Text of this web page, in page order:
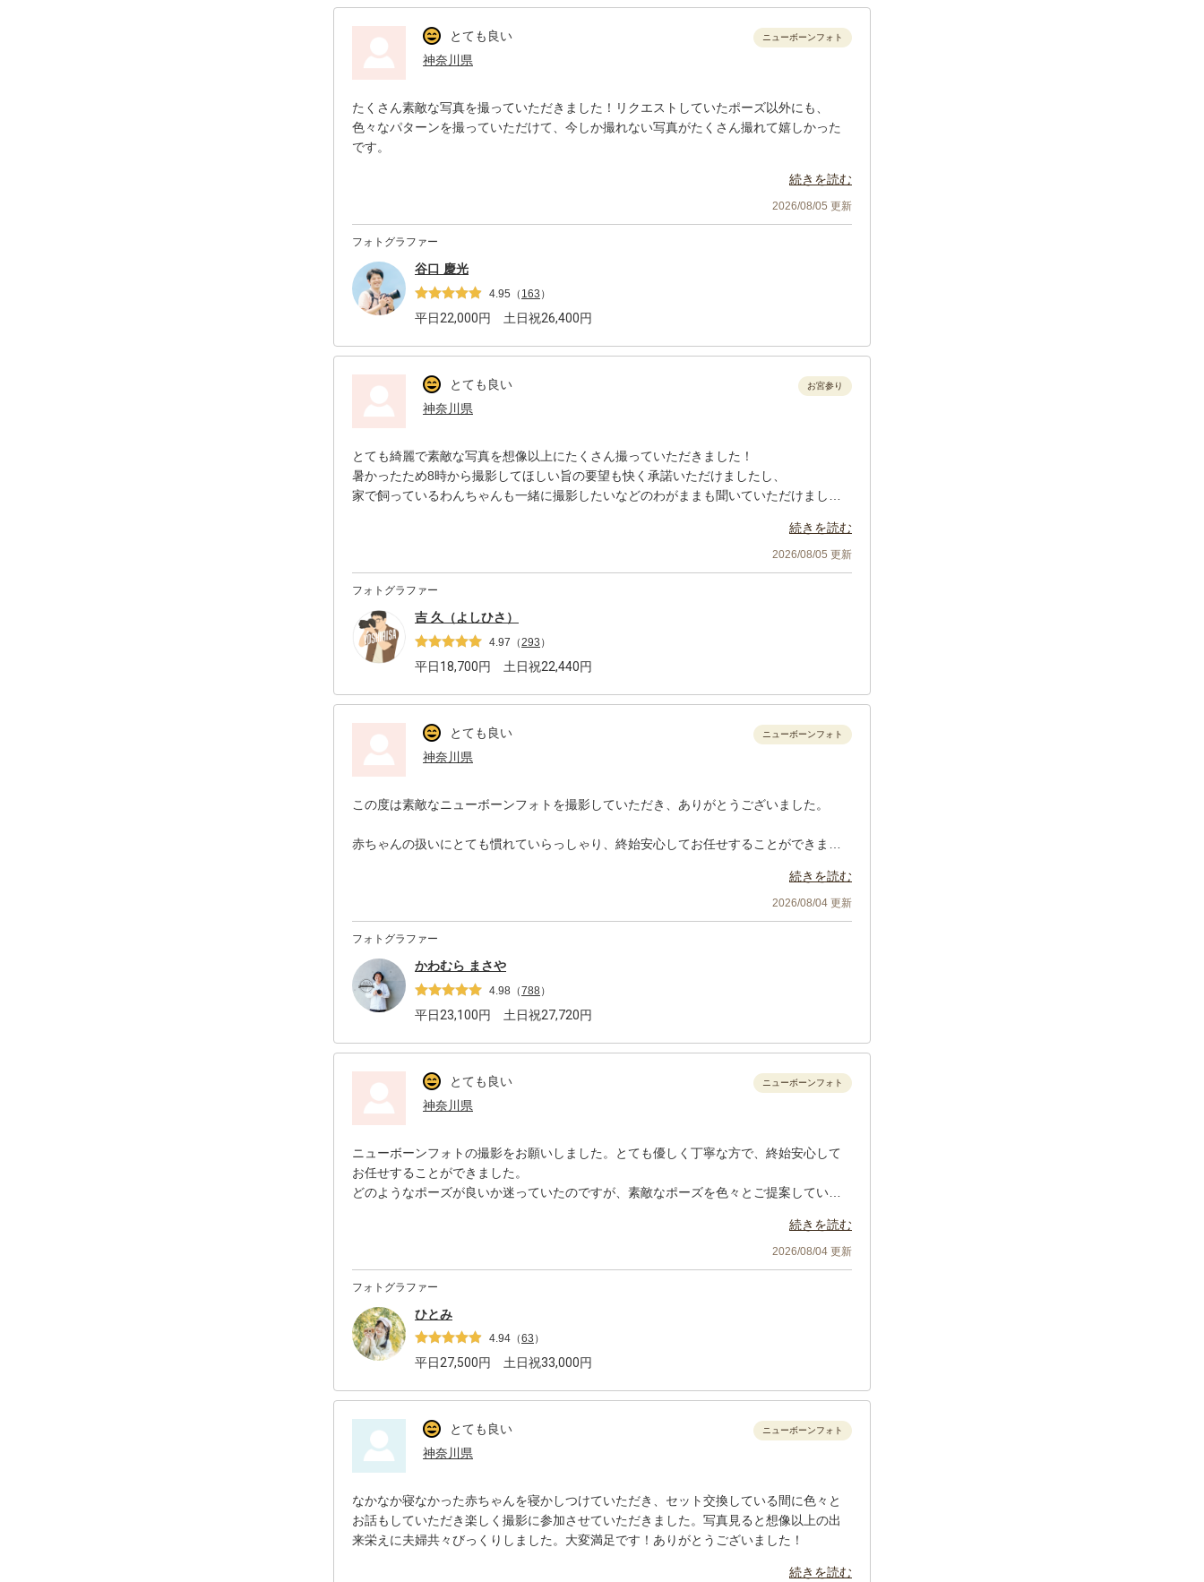
とても良い
神奈川県
ニューボーンフォト
たくさん素敵な写真を撮っていただきました！リクエストしていたポーズ以外にも、
色々なパターンを撮っていただけて、今しか撮れない写真がたくさん撮れて嬉しかった
です。
続きを読む
2026/08/05 更新
フォトグラファー
谷口 慶光
4.95 （ 163 ）
平日22,000円 土日祝26,400円
とても良い
神奈川県
お宮参り
とても綺麗で素敵な写真を想像以上にたくさん撮っていただきました！
暑かったため8時から撮影してほしい旨の要望も快く承諾いただけましたし、
家で飼っているわんちゃんも一緒に撮影したいなどのわがままも聞いていただけまし
また、ポーズもすべて指定いただけたので安心して撮影に臨むことができました。続きを読む
2026/08/05 更新
フォトグラファー
吉 久（よしひさ）
4.97 （293 ）
平日18,700円 土日祝22,440円
とても良い
神奈川県
ニューボーンフォト
この度は素敵なニューボーンフォトを撮影していただき、ありがとうございました。
赤ちゃんの扱いにとても慣れていらっしゃり、終始安心してお任せすることができまし
写真の仕上がりも想像以上に素敵で、家族にとって大切な宝物になりました。納品もと
ても早く、楽しみに待っていたので嬉しかったです。
また機会がございましたら、ぜひお願いしたいと思います。本当にありがとうございま
した。
続きを読む
2026/08/04 更新
フォトグラファー
かわむら まさや
4.98 （788）
平日23,100円 土日祝27,720円
とても良い
神奈川県
ニューボーンフォト
ニューボーンフォトの撮影をお願いしました。とても優しく丁寧な方で、終始安心して
お任せすることができました。
どのようなポーズが良いか迷っていたのですが、素敵なポーズを色々とご提案していた
また節目の際にはぜひお願いしたいと思っています。この度は本当にありがとうござい
ました！
続きを読む
2026/08/04 更新
フォトグラファー
ひとみ
4.94 （63 ）
平日27,500円 土日祝33,000円
とても良い
神奈川県
ニューボーンフォト
なかなか寝なかった赤ちゃんを寝かしつけていただき、セット交換している間に色々と
お話もしていただき楽しく撮影に参加させていただきました。写真見ると想像以上の出
来栄えに夫婦共々びっくりしました。大変満足です！ありがとうございました！
続きを読む